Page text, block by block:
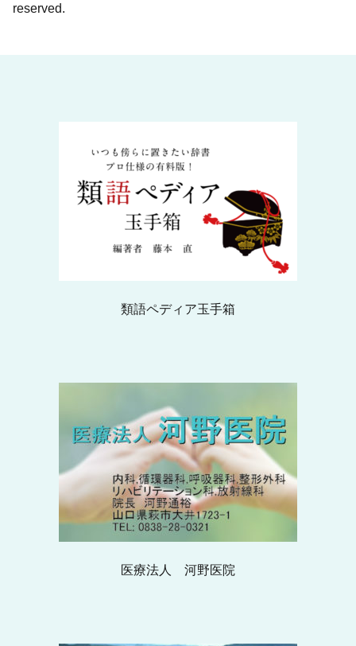
reserved.
類語ペディア玉手箱
医療法人 河野医院